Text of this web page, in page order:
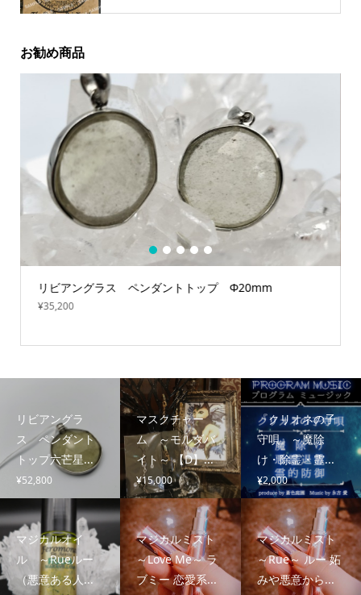
お勧め商品
リビアングラス ペンダントトップ Φ20mm
¥35,200
1 2 3 4 5
リビアングラ
ス ペンダント
トップ六芒星...
¥52,800
マスクチャー
ム ～モルダバ
イト～ 【D】...
¥15,000
『クリオネの子
守唄』～魔除
け・除霊・霊...
¥2,000
マジカルオイ
ル ～Rueルー
（悪意ある人...
マジカルミスト
～Love Me～ ラ
ブミー 恋愛系...
マジカルミスト
～Rue～ ルー 妬
みや悪意から...